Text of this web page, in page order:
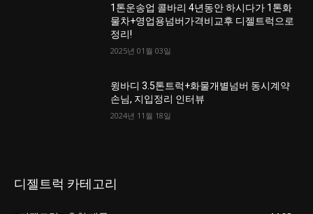
1톤운송업 콜바리 4년동안 하시다가 1톤화
물차+영업용넘버가격비교후 디젤트럭으로
정리!
2025년 01월 03일
윙바디 3.5톤트럭+화물개별넘버 동시계약
손님, 지입정리 인터뷰
2024년 11월 18일
디젤트럭 카테고리